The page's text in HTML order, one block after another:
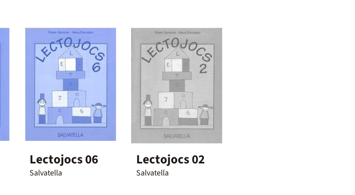
Lectojocs 06
Salvatella
Lectojocs 02
Salvatella